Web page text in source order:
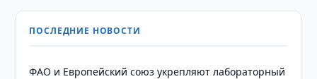
ПОСЛЕДНИЕ НОВОСТИ
ФАО и Европейский союз укрепляют лабораторный